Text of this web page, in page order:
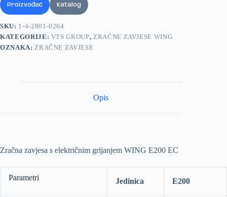
Proizvođač Katalog
SKU: 1-4-2801-0264
KATEGORIJE: VTS GROUP, ZRAČNE ZAVJESE WING
OZNAKA:ZRAČNE ZAVJESE
Opis
Zračna zavjesa s električnim grijanjem WING E200 EC
Parametri Jedinica E200